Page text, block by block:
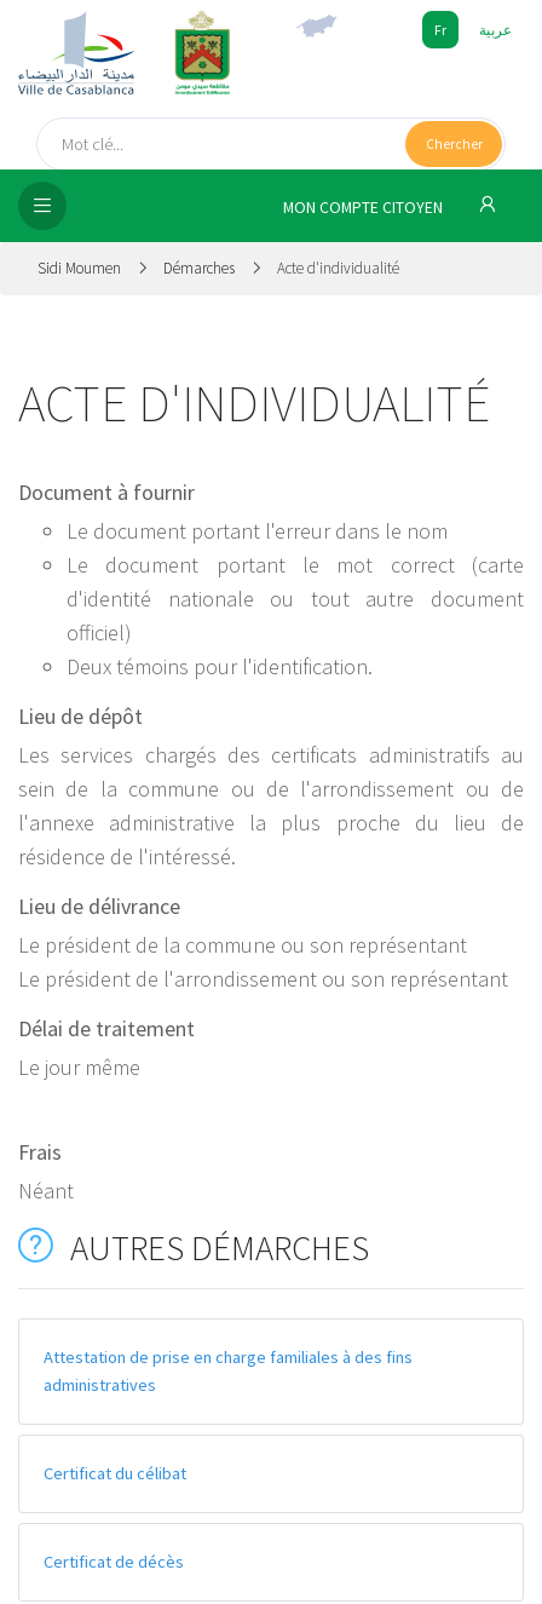
Fr عربية
Chercher
MON COMPTE CITOYEN
Sidi Moumen Démarches Acte d'individualité
ACTE D'INDIVIDUALITÉ
Document à fournir
Le document portant l'erreur dans le nom
Le document portant le mot correct (carte
d'identité nationale ou tout autre document
officiel)
Deux témoins pour l'identification.
Lieu de dépôt
Les services chargés des certificats administratifs au
sein de la commune ou de l'arrondissement ou de
l'annexe administrative la plus proche du lieu de
résidence de l'intéressé.
Lieu de délivrance
Le président de la commune ou son représentant
Le président de l'arrondissement ou son représentant
Délai de traitement
Le jour même
Frais
Néant
AUTRES DÉMARCHES
Attestation de prise en charge familiales à des fins
administratives
Certificat du célibat
Certificat de décès